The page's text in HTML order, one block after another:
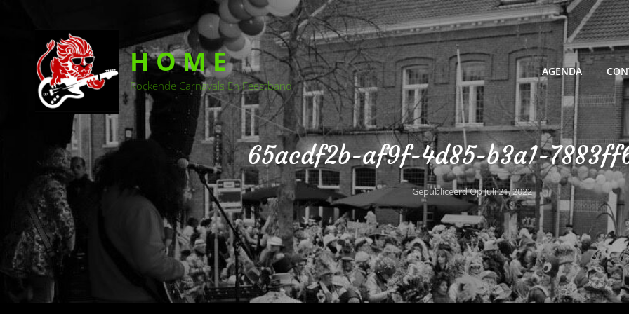
H O M E
Rockende Carnavals En Feestband
AGENDA
65acdf2b-af9f-4d85-b3a1-
Gepubliceerd OpJuli 21, 2022